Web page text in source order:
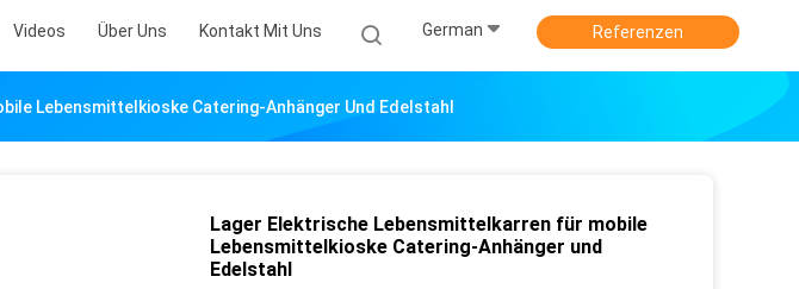
Videos Über Uns Kontakt Mit Uns German Referenzen
Lebensmittelkioske Catering-Anhänger Und Edelstahl
Lager Elektrische Lebensmittelkarren für mobile
Lebensmittelkioske Catering-Anhänger und
Edelstahl